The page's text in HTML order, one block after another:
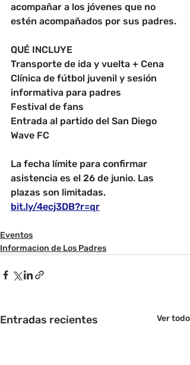
acompañar a los jóvenes que no
estén acompañados por sus padres.
QUÉ INCLUYE
Transporte de ida y vuelta + Cena
Clínica de fútbol juvenil y sesión
informativa para padres
Festival de fans
Entrada al partido del San Diego
Wave FC
La fecha límite para confirmar
asistencia es el 26 de junio. Las
plazas son limitadas.
bit.ly/4ecj3DB?r=qr
Eventos
Informacion de Los Padres
Entradas recientes Ver todo